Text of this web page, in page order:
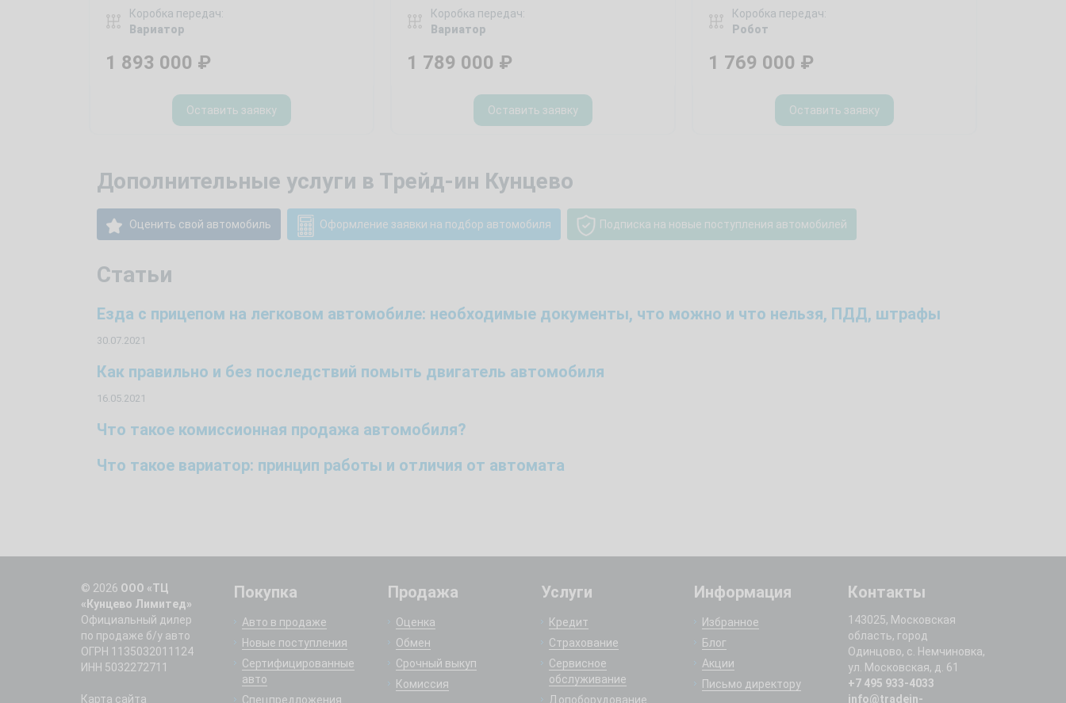
Коробка передач:
Вариатор
1 893 000 ₽
Оставить заявку
Коробка передач:
Вариатор
1 789 000 ₽
Оставить заявку
Коробка передач:
Робот
1 769 000 ₽
Оставить заявку
Дополнительные услуги в Трейд-ин Кунцево
Оценить свой автомобиль Оформление заявки на подбор автомобиля Подписка на новые поступления автомобилей
Статьи
Езда с прицепом на легковом автомобиле: необходимые документы, что можно и что нельзя, ПДД, штрафы
30.07.2021
Как правильно и без последствий помыть двигатель автомобиля
16.05.2021
Что такое комиссионная продажа автомобиля?
Что такое вариатор: принцип работы и отличия от автомата
© 2026 ООО «ТЦ
«Кунцево Лимитед»
Официальный дилер
по продаже б/у авто
ОГРН 1135032011124
ИНН 5032272711
Карта сайта
Покупка
Авто в продаже
Новые поступления
Сертифицированные
авто
Спецпредложения
Продажа
Оценка
Обмен
Срочный выкуп
Комиссия
Услуги
Кредит
Страхование
Сервисное
обслуживание
Допоборудование
Информация
Избранное
Блог
Акции
Письмо директору
Контакты
143025, Московская
область, город
Одинцово, с. Немчиновка,
ул. Московская, д. 61
+7 495 933-4033
info@tradein-